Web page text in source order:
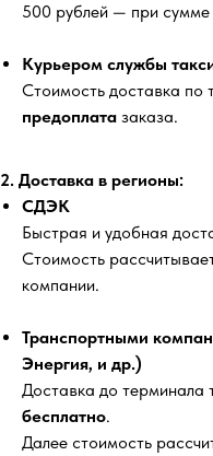
500 рублей — при сумме
Курьером службы
Стоимость доставка по
предоплата заказа.
2. Доставка в регионы:
СДЭК
Быстрая и удобная
Стоимость
компании.
Транспортными
Энергия, и др.)
Доставка до терминала
бесплатно.
Далее стоимость